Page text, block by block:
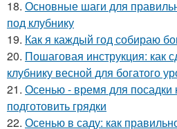
18. Основные шаги для
под клубнику
19. Как я каждый год собираю
20. Пошаговая инструкция: как
клубнику весной для богатого
21. Осенью - время для посадки
подготовить грядки
22. Осенью в саду: как